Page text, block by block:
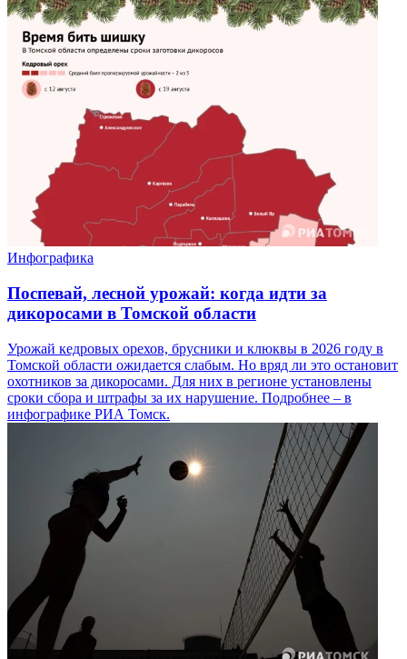
Инфографика
Поспевай, лесной урожай: когда идти за
дикоросами в Томской области
Урожай кедровых орехов, брусники и клюквы в 2026 году в
Томской области ожидается слабым. Но вряд ли это остановит
охотников за дикоросами. Для них в регионе установлены
сроки сбора и штрафы за их нарушение. Подробнее – в
инфографике РИА Томск.